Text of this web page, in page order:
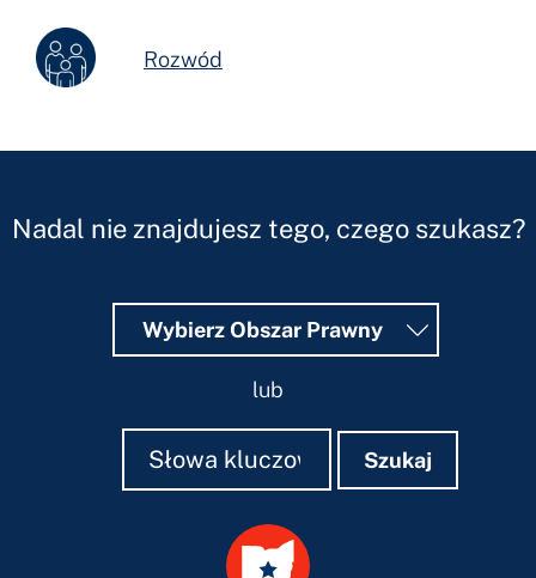
Rozwód
Nadal nie znajdujesz tego, czego szukasz?
Wybierz Obszar Prawny
lub
Szukaj
Szukaj Szukaj